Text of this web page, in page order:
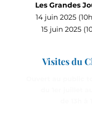
Les Grandes
14 juin 2025
15 juin 2025
Visites du